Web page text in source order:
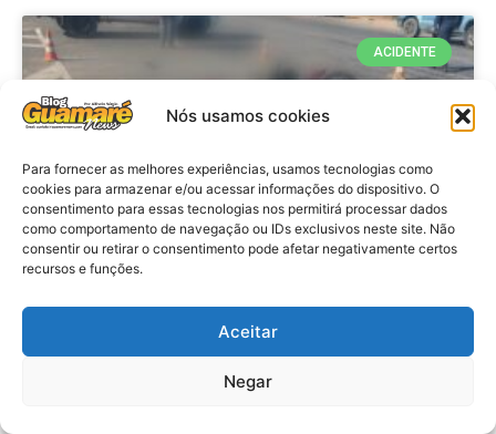
Nós usamos cookies
Para fornecer as melhores experiências, usamos tecnologias como
cookies para armazenar e/ou acessar informações do dispositivo. O
consentimento para essas tecnologias nos permitirá processar dados
como comportamento de navegação ou IDs exclusivos neste site. Não
consentir ou retirar o consentimento pode afetar negativamente certos
recursos e funções.
Aceitar
Negar
ACIDENTE
Acidente: A caminho do trabalho
professora se envolve em
acidente e vai a obito na RN 118
no Alto do Rodrigues, RN